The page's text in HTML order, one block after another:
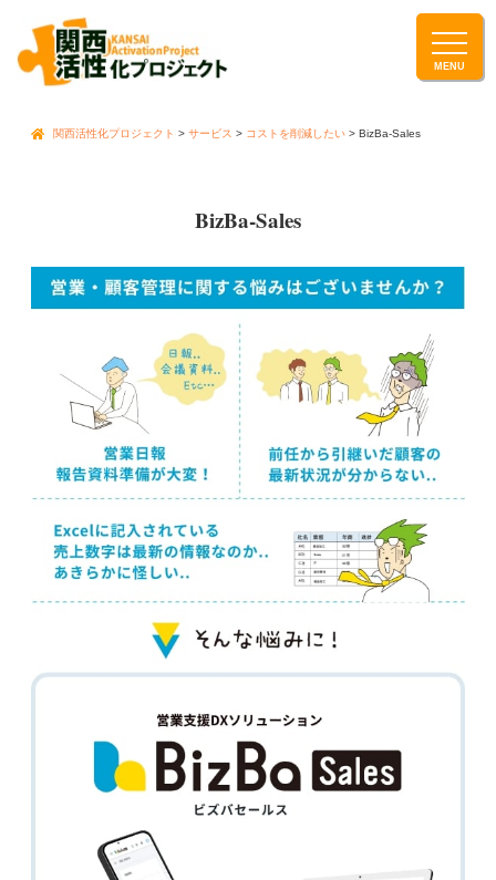
関西活性化プロジェクト > サービス > コストを削減したい > BizBa-Sales
BizBa-Sales